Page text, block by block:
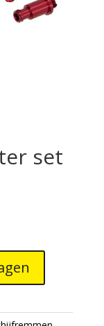
set